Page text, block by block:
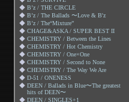
◆ B’z / THE CIRCLE
◆ B’z / The Ballads 〜Love & B'z
◆ B’z / The“Mixture”
◆ CHAGE&ASKA / SUPER BEST II
◆ CHEMISTRY / Between the Lines
◆ CHEMISTRY / Hot Chemistry
◆ CHEMISTRY / One×One
◆ CHEMISTRY / Second to None
◆ CHEMISTRY / The Way We Are
◆ D-51 / ONENESS
◆ DEEN / Ballads in Blue〜The greatest
hits of DEEN〜
◆ DEEN / SINGLES+1